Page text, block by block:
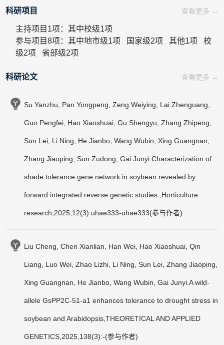
科研项目 查看更多 →
主持项目1项：其中校级1项
参与项目8项：其中地市级1项 国家级2项 其他1项 校
级2项 省部级2项
科研论文 查看更多 →
Su Yanzhu, Pan Yongpeng, Zeng Weiying, Lai Zhenguang,
Guo Pengfei, Hao Xiaoshuai, Gu Shengyu, Zhang Zhipeng,
Sun Lei, Li Ning, He Jianbo, Wang Wubin, Xing Guangnan,
Zhang Jiaoping, Sun Zudong, Gai Junyi.Characterization of
shade tolerance gene network in soybean revealed by
forward integrated reverse genetic studies.,Horticulture
research,2025,12(3):uhae333-uhae333(参与作者)
Liu Cheng, Chen Xianlian, Han Wei, Hao Xiaoshuai, Qin
Liang, Luo Wei, Zhao Lizhi, Li Ning, Sun Lei, Zhang Jiaoping,
Xing Guangnan, He Jianbo, Wang Wubin, Gai Junyi.A wild-
allele GsPP2C-51-a1 enhances tolerance to drought stress in
soybean and Arabidopsis,THEORETICAL AND APPLIED
GENETICS,2025,138(3):-(参与作者)